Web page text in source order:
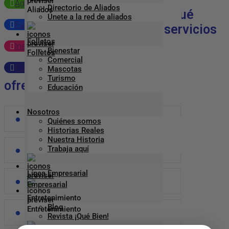
Directorio de Aliados
Únete a la red de aliados
Folletos
Bienestar
Comercial
Mascotas
Turismo
Educación
Nosotros
Quiénes somos
Historias Reales
Nuestra Historia
Trabaja aquí
Línea Empresarial
Entretenimiento
Blog
Revista ¡Qué Bien!
Agenda por WhatsApp
Facebook
Instagram
Página web
¿Qué
servicios
ofrecemos?
Fisioterapia
Fonoaudiologia
fisiatría
NEUROLOGIA